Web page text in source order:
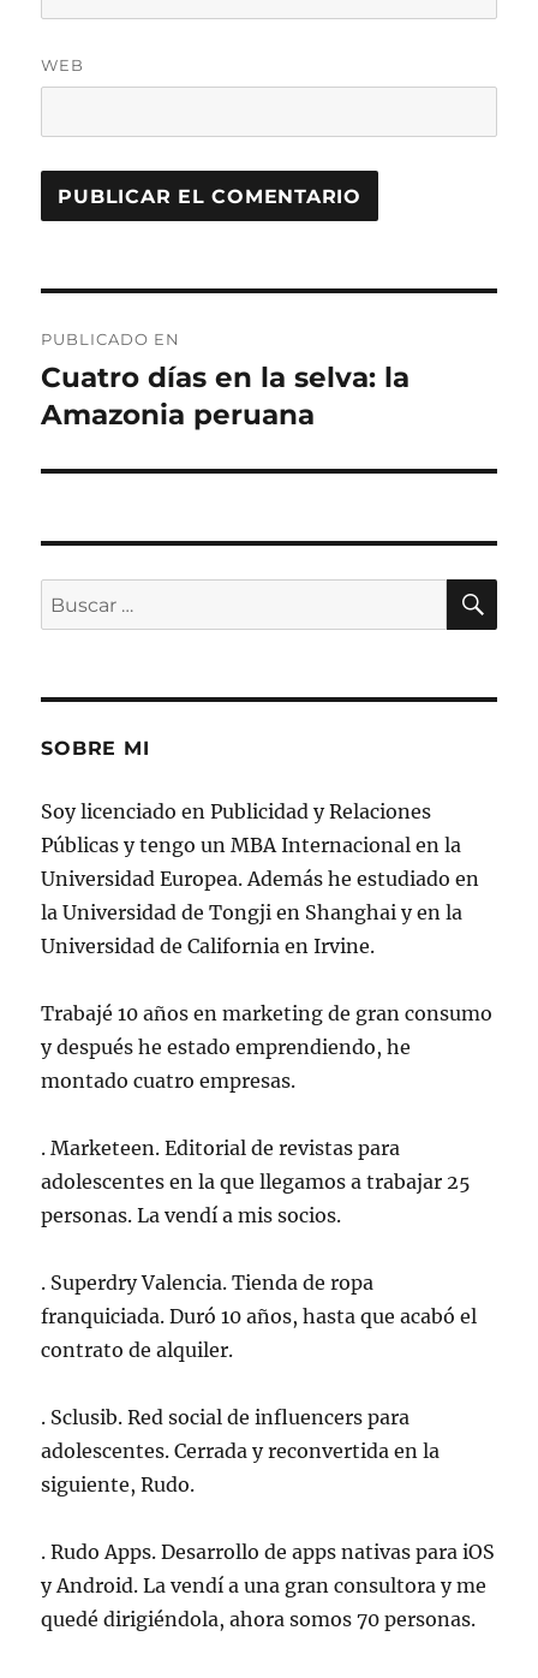
WEB
de
entradas
PUBLICADO EN
Cuatro días en la selva: la
Amazonia peruana
Buscar
por:
SOBRE MI
Soy licenciado en Publicidad y Relaciones
Públicas y tengo un MBA Internacional en la
Universidad Europea. Además he estudiado en
la Universidad de Tongji en Shanghai y en la
Universidad de California en Irvine.
Trabajé 10 años en marketing de gran consumo
y después he estado emprendiendo, he
montado cuatro empresas.
. Marketeen. Editorial de revistas para
adolescentes en la que llegamos a trabajar 25
personas. La vendí a mis socios.
. Superdry Valencia. Tienda de ropa
franquiciada. Duró 10 años, hasta que acabó el
contrato de alquiler.
. Sclusib. Red social de influencers para
adolescentes. Cerrada y reconvertida en la
siguiente, Rudo.
. Rudo Apps. Desarrollo de apps nativas para iOS
y Android. La vendí a una gran consultora y me
quedé dirigiéndola, ahora somos 70 personas.